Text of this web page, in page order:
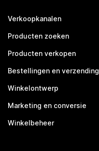
Verkoopkanalen
Producten zoeken
Producten verkopen
Bestellingen en verzending
Winkelontwerp
Marketing en conversie
Winkelbeheer